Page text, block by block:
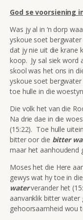
God se voorsiening
Was jy al in ‘n dorp
yskoue soet
dat jy nie uit die krane
koop. Jy sal siek word
skool was het ons in
yskoue soet
toe hulle in die
Die volk het van die
Na drie dae in die
(15:22). Toe hulle
bitter oor die bitter
maar het aanhoudend
Moses het die Here
gewys wat hy toe in
waterverander het
aanvanklik bitter
gehoorsaamheid wou